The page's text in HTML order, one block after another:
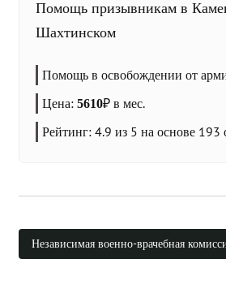
Помощь призывникам в
Шахтинском
Помощь в освобождении от
Цена: 5610₽ в мес.
Рейтинг: 4.9 из 5 на основе 193
Независимая военно-врачебная